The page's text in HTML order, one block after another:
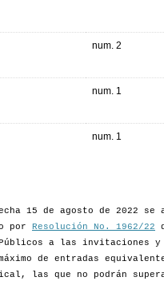
num. 2
num. 1
num. 1
15 de agosto de 2022
por
Resolución No. 1962/22
a las invitaciones
de entradas
las que no podrán